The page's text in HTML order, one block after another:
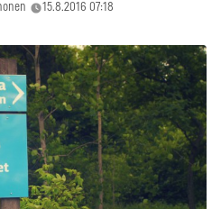
15.8.2016 07:18